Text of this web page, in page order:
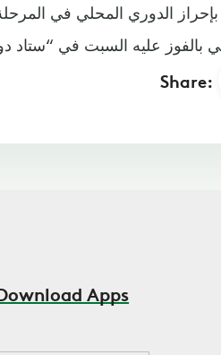
الدوري المحلي في
Share:
Apps